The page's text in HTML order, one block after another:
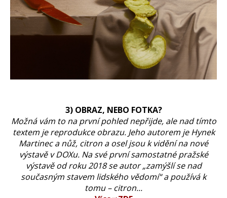
3) OBRAZ, NEBO FOTKA?
Možná vám to na první pohled nepřijde, ale nad tímto
textem je reprodukce obrazu. Jeho autorem je Hynek
Martinec a nůž, citron a osel jsou k vidění na nové
výstavě v DOXu. Na své první samostatné pražské
výstavě od roku 2018 se autor „zamýšlí se nad
současným stavem lidského vědomí“ a používá k
tomu – citron...